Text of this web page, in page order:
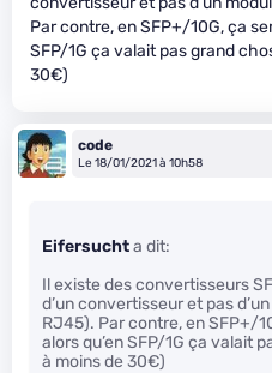
Par contre, en SFP+/10G, ça
SFP/1G ça valait pas grand
30€)
code
Le 18/01/2021 à 10h58
Eifersuchta dit:
Il existe des convertisseurs
d’un convertisseur et pas
RJ45). Par contre, en SFP+/
alors qu’en SFP/1G ça valait
à moins de 30€)